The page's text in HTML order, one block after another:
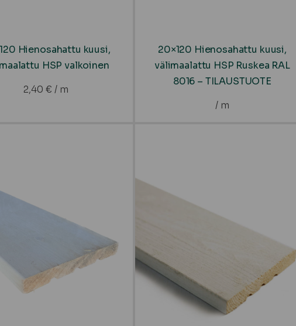
Hienosahattu kuusi,
HSP valkoinen
2,40€ / m
20×120 Hienosahattu kuusi,
välimaalattu HSP Ruskea RAL
8016 – TILAUSTUOTE
/ m